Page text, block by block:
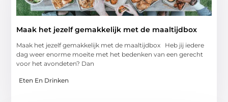
Maak het jezelf gemakkelijk met de maaltijdbox
Maak het jezelf gemakkelijk met de maaltijdbox Heb jij iedere
dag weer enorme moeite met het bedenken van een gerecht
voor het avondeten? Dan
Eten En Drinken